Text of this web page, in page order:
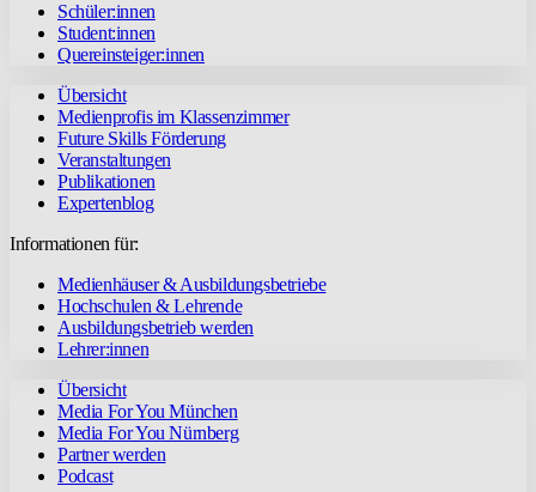
Schüler:innen
Student:innen
Quereinsteiger:innen
Übersicht
Medienprofis im Klassenzimmer
Future Skills Förderung
Veranstaltungen
Publikationen
Expertenblog
Informationen für:
Medienhäuser & Ausbildungsbetriebe
Hochschulen & Lehrende
Ausbildungsbetrieb werden
Lehrer:innen
Übersicht
Media For You München
Media For You Nürnberg
Partner werden
Podcast